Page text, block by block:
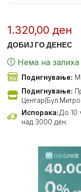
1.320,00 ден
ДОБИЈ ГО ДЕНЕС
Нема на залиха
Подигнување:
Подигнување:
Испорака:До 10
над 3000 ден.
.